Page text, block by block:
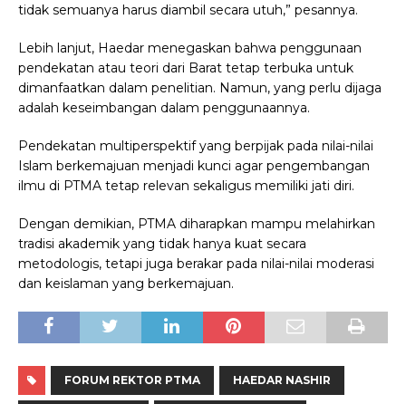
tidak semuanya harus diambil secara utuh,” pesannya.
Lebih lanjut, Haedar menegaskan bahwa penggunaan
pendekatan atau teori dari Barat tetap terbuka untuk
dimanfaatkan dalam penelitian. Namun, yang perlu dijaga
adalah keseimbangan dalam penggunaannya.
Pendekatan multiperspektif yang berpijak pada nilai-nilai
Islam berkemajuan menjadi kunci agar pengembangan
ilmu di PTMA tetap relevan sekaligus memiliki jati diri.
Dengan demikian, PTMA diharapkan mampu melahirkan
tradisi akademik yang tidak hanya kuat secara
metodologis, tetapi juga berakar pada nilai-nilai moderasi
dan keislaman yang berkemajuan.
FORUM REKTOR PTMA HAEDAR NASHIR